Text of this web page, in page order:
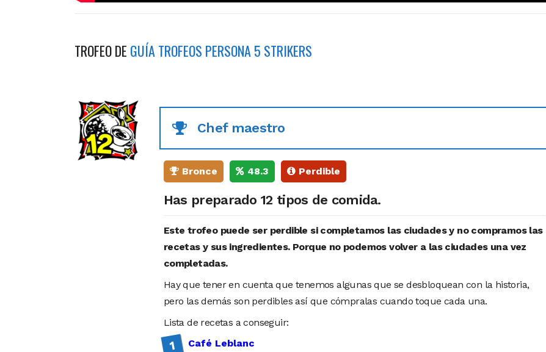
TROFEO DE GUÍA TROFEOS PERSONA 5 STRIKERS
Chef maestro
Bronce 48.3 Perdible
Has preparado 12 tipos de comida.
Este trofeo puede ser perdible si completamos las ciudades y no compramos las
recetas y sus ingredientes. Porque no podemos volver a las ciudades una vez
completadas.
Hay que tener en cuenta que tenemos algunas que se desbloquean con la historia,
pero las demás son perdibles así que cómpralas cuando toque cada una.
Lista de recetas a conseguir:
Café Leblanc